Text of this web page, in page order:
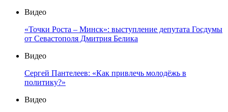
Видео
«Точки Роста – Минск»: выступление депутата Госдумы
от Севастополя Дмитрия Белика
Видео
Сергей Пантелеев: «Как привлечь молодёжь в
политику?»
Видео